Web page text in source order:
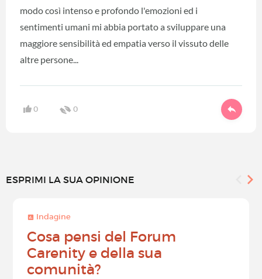
modo così intenso e profondo l'emozioni ed i
sentimenti umani mi abbia portato a sviluppare una
maggiore sensibilità ed empatia verso il vissuto delle
altre persone...
0 0
ESPRIMI LA SUA OPINIONE
Indagine
Cosa pensi del Forum
Carenity e della sua
comunità?